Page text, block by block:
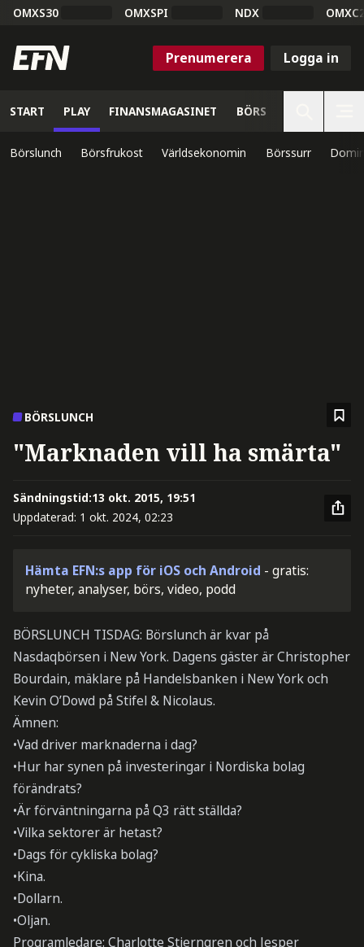
OMXS30 OMXSPI NDX
Prenumerera Logga in
START PLAY FINANSMAGASINET BÖRS
Börslunch Börsfrukost Världsekonomin Börssurr
BÖRSLUNCH
"Marknaden vill ha smärta"
Sändningstid:13 okt. 2015, 19:51
Uppdaterad: 1 okt. 2024, 02:23
Hämta EFN:s app för iOS och Android - gratis:
nyheter, analyser, börs, video, podd
BÖRSLUNCH TISDAG: Börslunch är kvar på
Nasdaqbörsen i New York. Dagens gäster är Christopher
Bourdain, mäklare på Handelsbanken i New York och
Kevin O’Dowd på Stifel & Nicolaus.
Ämnen:
•Vad driver marknaderna i dag?
•Hur har synen på investeringar i Nordiska bolag
förändrats?
•Är förväntningarna på Q3 rätt ställda?
•Vilka sektorer är hetast?
•Dags för cykliska bolag?
•Kina.
•Dollarn.
•Oljan.
Programledare: Charlotte Stjerngren och Jesper